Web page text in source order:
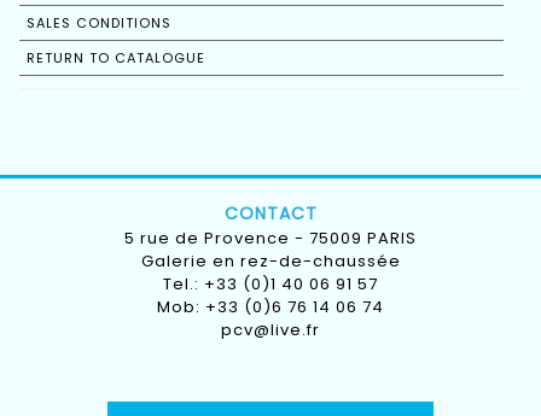
SALES CONDITIONS
RETURN TO CATALOGUE
CONTACT
5 rue de Provence - 75009 PARIS
Galerie en rez-de-chaussée
Tel.: +33 (0)1 40 06 91 57
Mob: +33 (0)6 76 14 06 74
pcv@live.fr